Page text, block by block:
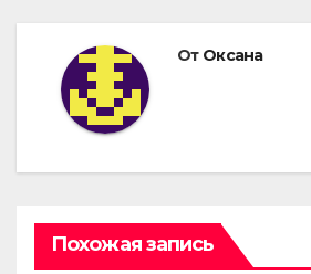
От Оксана
Похожая запись